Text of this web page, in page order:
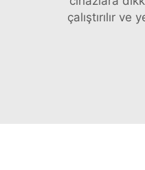
çalıştırılır